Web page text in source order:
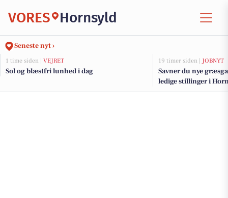
VORES Hornsyld
Seneste nyt ›
1 time siden | VEJRET
Sol og blæstfri lunhed i dag
19 timer siden | JOBNYT
Savner du nye
ledige stillinger i